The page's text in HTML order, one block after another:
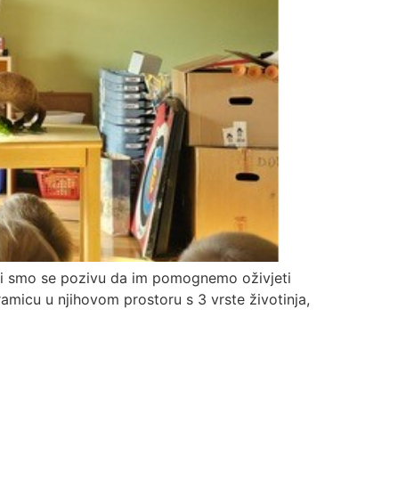
se pozivu da im pomognemo oživjeti
u njihovom prostoru s 3 vrste životinja,